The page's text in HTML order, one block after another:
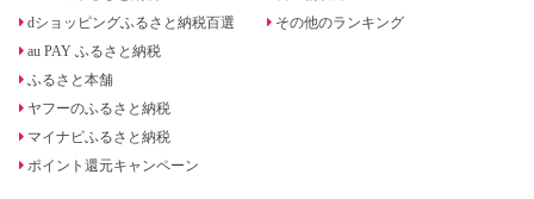
dショッピングふるさと納税百選
au PAY ふるさと納税
ふるさと本舗
ヤフーのふるさと納税
マイナビふるさと納税
ポイント還元キャンペーン
その他のランキング